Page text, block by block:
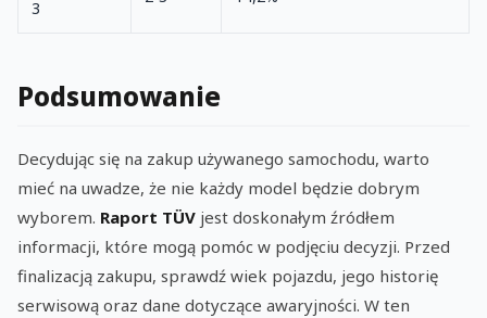
3
Podsumowanie
Decydując się na zakup używanego samochodu, warto
mieć na uwadze, że nie każdy model będzie dobrym
wyborem. Raport TÜV jest doskonałym źródłem
informacji, które mogą pomóc w podjęciu decyzji. Przed
finalizacją zakupu, sprawdź wiek pojazdu, jego historię
serwisową oraz dane dotyczące awaryjności. W ten